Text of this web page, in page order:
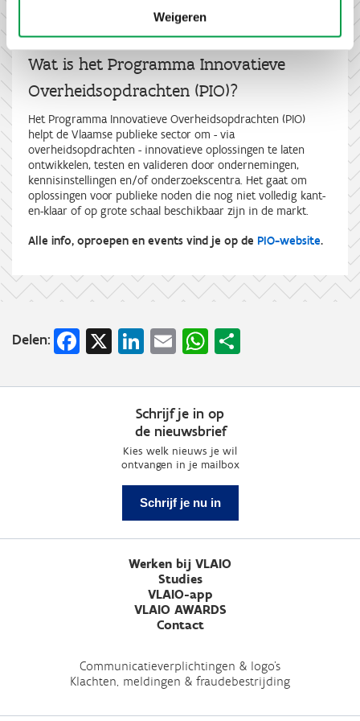
Weigeren
Wat is het Programma Innovatieve
Overheidsopdrachten (PIO)?
Het Programma Innovatieve Overheidsopdrachten (PIO)
helpt de Vlaamse publieke sector om - via
overheidsopdrachten - innovatieve oplossingen te laten
ontwikkelen, testen en valideren door ondernemingen,
kennisinstellingen en/of onderzoekscentra. Het gaat om
oplossingen voor publieke noden die nog niet volledig kant-
en-klaar of op grote schaal beschikbaar zijn in de markt.
Alle info, oproepen en events vind je op de PIO-website.
Delen: Facebook
X LinkedIn
EmailWhatsApp
Schrijf je in op
de nieuwsbrief
Kies welk nieuws je wil
ontvangen in je mailbox
Schrijf je nu in
Werken bij VLAIO
Studies
VLAIO-app
VLAIO AWARDS
Contact
Communicatieverplichtingen & logo's
Klachten, meldingen & fraudebestrijding